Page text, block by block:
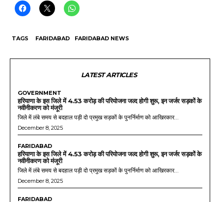
TAGS FARIDABAD FARIDABAD NEWS
LATEST ARTICLES
GOVERNMENT
हरियाणा के इस जिले में 4.53 करोड़ की परियोजना जल्द होगी शुरू, इन जर्जर सड़कों के
नवीनीकरण को मंजूरी
जिले में लंबे समय से बदहाल पड़ी दो प्रमुख सड़कों के पुनर्निर्माण को आखिरकार...
December 8, 2025
FARIDABAD
हरियाणा के इस जिले में 4.53 करोड़ की परियोजना जल्द होगी शुरू, इन जर्जर सड़कों के
नवीनीकरण को मंजूरी
जिले में लंबे समय से बदहाल पड़ी दो प्रमुख सड़कों के पुनर्निर्माण को आखिरकार...
December 8, 2025
FARIDABAD